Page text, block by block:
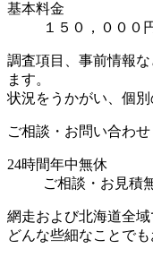
基本料金
１５０，０００
調査項目、事前情報
ます。
状況をうかがい、個
ご相談・お問い合わせ
24時間年中無休
ご相談 ・ お見積
網走および北海道全域
どんな些細なことで